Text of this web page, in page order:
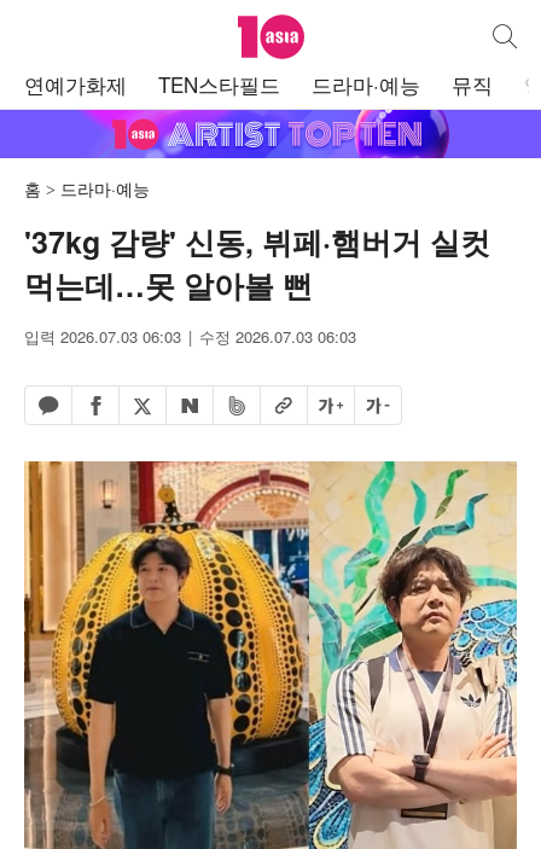
텐아시아 통합
연예가화제 TEN스타필드 드라마·예능 뮤직
홈 드라마·예능
'37kg 감량' 신동, 뷔페·햄버거 실컷
먹는데…못 알아볼 뻔
입력 2026.07.03 06:03 수정 2026.07.03 06:03
카카오톡 공유하기
페이스북 공유하기
엑스 공유하기
네이버 공유하기
밴드 공유하기
URL복사글자 크게글자 작게